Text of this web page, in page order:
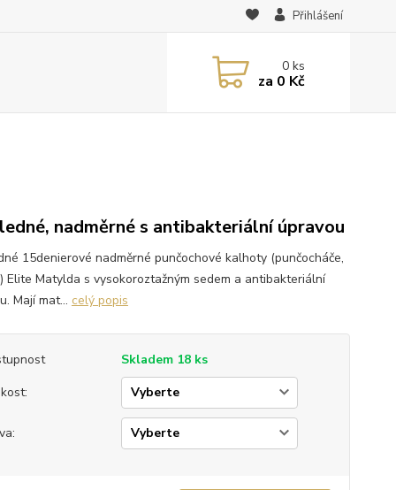
Přihlášení
0ks
za 0 Kč
nadměrné s antibakteriální úpravou
15denierové nadměrné punčochové kalhoty (punčocháče,
Elite Matylda s vysokoroztažným sedem a antibakteriální
Mají mat... celý popis
Skladem 18 ks